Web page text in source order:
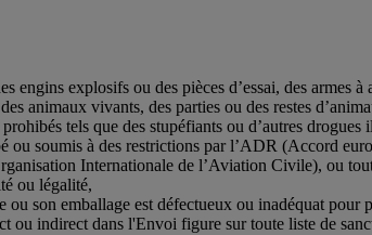
engins explosifs ou des pièces d’essai, des armes
animaux vivants, des parties ou des restes
tels que des stupéfiants ou d’autres drogues
ou soumis à des restrictions par l’ADR (Accord
Internationale de l’Aviation Civile), ou
ou légalité,
ou son emballage est défectueux ou inadéquat
ou indirect dans l'Envoi figure sur toute liste de